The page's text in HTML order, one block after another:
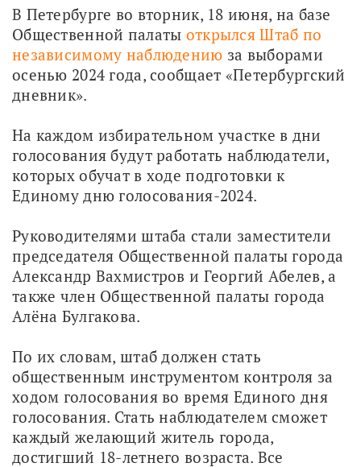
В Петербурге во вторник, 18 июня, на базе
Общественной палаты открылся Штаб по
независимому наблюдению за выборами
осенью 2024 года, сообщает «Петербургский
дневник».
На каждом избирательном участке в дни
голосования будут работать наблюдатели,
которых обучат в ходе подготовки к
Единому дню голосования-2024.
Руководителями штаба стали заместители
председателя Общественной палаты города
Александр Вахмистров и Георгий Абелев, а
также член Общественной палаты города
Алёна Булгакова.
По их словам, штаб должен стать
общественным инструментом контроля за
ходом голосования во время Единого дня
голосования. Стать наблюдателем сможет
каждый желающий житель города,
достигший 18-летнего возраста. Все